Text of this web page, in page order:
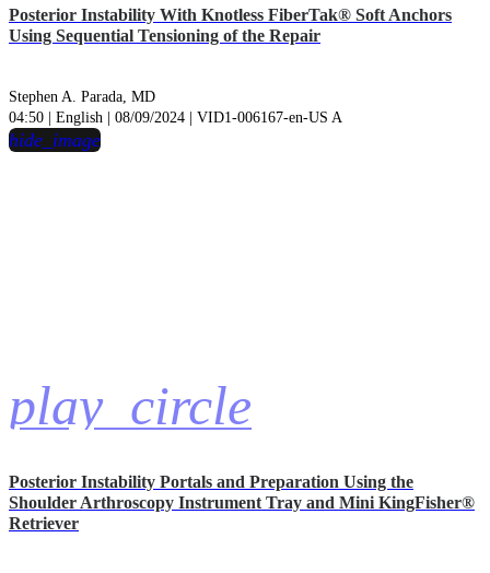
Posterior Instability With Knotless FiberTak® Soft Anchors
Using Sequential Tensioning of the Repair
Stephen A. Parada, MD
04:50 | English | 08/09/2024 | VID1-006167-en-US A
play_circle
hide_image
Posterior Instability Portals and Preparation Using the
Shoulder Arthroscopy Instrument Tray and Mini KingFisher®
Retriever